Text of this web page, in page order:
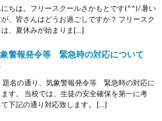
ちは。フリースクールさかもとです(^^)/ 暑い
、皆さんはどうお過ごしですか？ フリースク
、夏休みが始まりま[…]
象警報発令等 緊急時の対応について
題名の通り、気象警報発令等 緊急時の対応に
す。 当校では、生徒の安全確保を第一に考
て下記の通り対応致します。 […]